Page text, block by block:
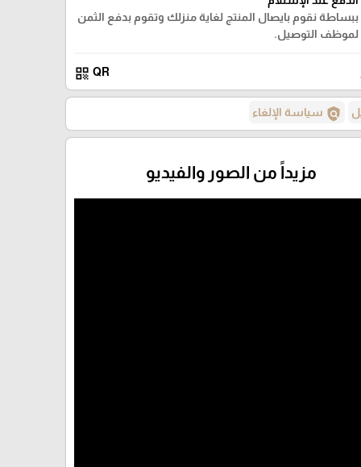
ببساطة نقوم بايصال المنتج لغاية منزلك وتقوم بدفع الثمن
لموظف التوصيل.
QR
qr_code
policy سياسة الإلغاء
مزيداً من الصور والفيديو